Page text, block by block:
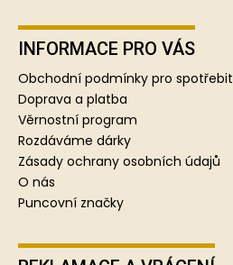
INFORMACE PRO VÁS
Obchodní podmínky pro
Doprava a platba
Věrnostní program
Rozdáváme dárky
Zásady ochrany osobních údajů
O nás
Puncovní značky